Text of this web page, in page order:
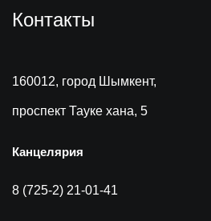
Контакты
160012, город Шымкент,
проспект Тауке хана, 5
Канцелярия
8 (725-2) 21-01-41